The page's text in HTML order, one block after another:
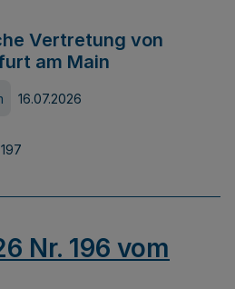
Vertretung von
am Main
16.07.2026
197
Nr. 196 vom